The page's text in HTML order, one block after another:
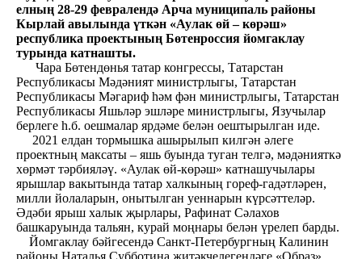
елның 28-29 февралендә Арча муниципаль районы
Кырлай авылында үткән «Аулак өй – көрәш»
республика проектының Бөтенроссия йомгаклау
турында катнашты.
Чара Бөтендөнья татар конгрессы, Татарстан
Республикасы Мәдәният министрлыгы, Татарстан
Республикасы Мәгариф һәм фән министрлыгы, Татарстан
Республикасы Яшьләр эшләре министрлыгы, Язучылар
берлеге һ.б. оешмалар ярдәме белән оештырылган иде.
2021 елдан тормышка ашырылып килгән әлеге
проектның максаты – яшь буында туган телгә, мәдәнияткә
хөрмәт тәрбияләү. «Аулак өй-көрәш» катнашучылары
ярышлар вакытында татар халкының гореф-гадәтләрен,
милли йолаларын, онытылган уеннарын күрсәттеләр.
Әдәби ярыш халык җырлары, Рафинат Сәлахов
башкаруында тальян, курай моңнары белән үрелеп барды.
Йомгаклау бәйгесендә Санкт-Петербургның Калинин
районы Наталья Субботина җитәкчелегендәге «Образ»